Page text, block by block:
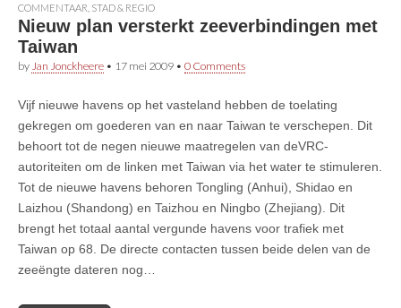
COMMENTAAR STAD & REGIO
Nieuw plan versterkt zeeverbindingen met
Taiwan
by Jan Jonckheere • 17 mei 2009 • 0 Comments
Vijf nieuwe havens op het vasteland hebben de toelating
gekregen om goederen van en naar Taiwan te verschepen. Dit
behoort tot de negen nieuwe maatregelen van deVRC-
autoriteiten om de linken met Taiwan via het water te stimuleren.
Tot de nieuwe havens behoren Tongling (Anhui), Shidao en
Laizhou (Shandong) en Taizhou en Ningbo (Zhejiang). Dit
brengt het totaal aantal vergunde havens voor trafiek met
Taiwan op 68. De directe contacten tussen beide delen van de
zeeëngte dateren nog…